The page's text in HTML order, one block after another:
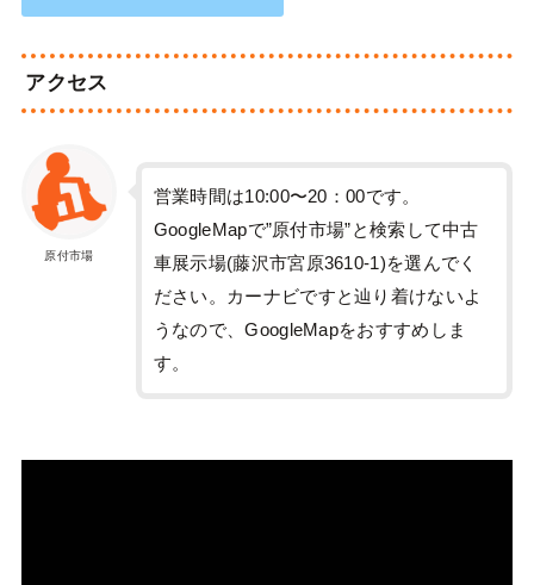
アクセス
原付市場
営業時間は10:00〜20：00です。
GoogleMapで”原付市場”と検索して中古
車展示場(藤沢市宮原3610-1)を選んでく
ださい。カーナビですと辿り着けないよ
うなので、GoogleMapをおすすめしま
す。